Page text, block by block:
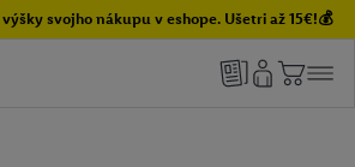
svojho nákupu v eshope. Ušetri až 15€!💰